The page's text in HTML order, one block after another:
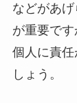
などがあ
が重要です
個人に責
しょう。